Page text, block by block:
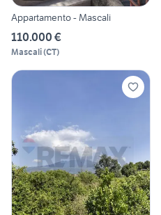
Appartamento - Mascali
110.000 €
Mascali(CT)